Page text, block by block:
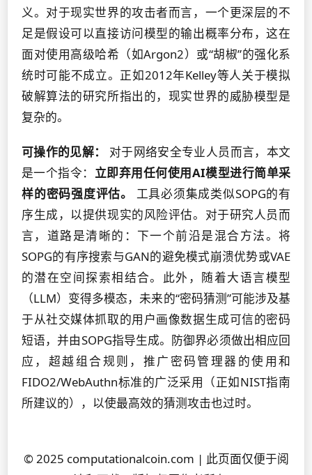
义。对于现实世界的攻击者而言，一个更深层的不
足是假设可以直接访问模型的输出概率分布，这在
面对使用高级哈希（如Argon2）或“胡椒”的强化系
统时可能不成立。正如2012年Kelley等人关于模拟
破解算法的研究所指出的，现实世界的威胁模型是
复杂的。
可操作的见解：
对于网络安全专业人员而言，本文
是一个指令： 立即弃用任何使用AI模型进行简单采
样的密码强度评估。
工具必须集成类似SOPG的有
序生成，以提供现实的风险评估。对于研究人员而
言，道路是清晰的：下一个前沿是混合方法。将
SOPG的有序搜索与GAN的避免模式崩溃优势或VAE
的潜在空间探索相结合。此外，随着大语言模型
（LLM）变得多模态，未来的“密码猜测”可能涉及基
于从社交媒体抓取的用户画像数据生成可信的密码
短语，并由SOPG指导生成。防御界必须做出相应回
应，超越组合规则，推广密码管理器的使用和
FIDO2/WebAuthn标准的广泛采用（正如NIST指南
所建议的），以使最高效的猜测攻击也过时。
© 2025 computationalcoin.com | 此页面仅便于阅